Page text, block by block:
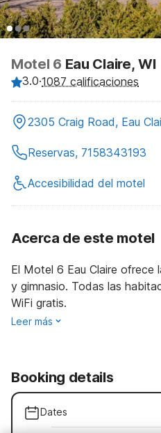
Motel 6 Eau Claire, WI
3.0·1087 calificaciones
2305 Craig Road, Eau
Reservas, 7158343193
Accesibilidad del motel
Acerca de este motel
El Motel 6 Eau Claire ofrece
y gimnasio. Todas las
WiFi gratis.
Leer más
Booking details
Dates